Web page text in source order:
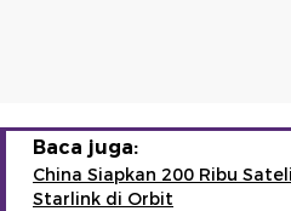
Baca juga:
China Siapkan 200 Ribu
Starlink di Orbit